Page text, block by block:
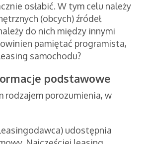
osłabić. W tym celu należy
(obcych) źródeł
do nich między innymi
pamiętać programista,
samochodu?
podstawowe
rodzajem porozumienia, w
udostępnia